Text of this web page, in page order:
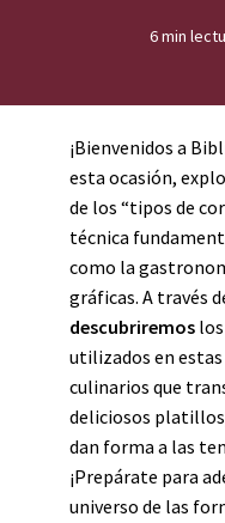
6 min
¡Bienvenidos a
esta ocasión,
de los “tipos de
técnica
como la
gráficas. A través
descubriremos
utilizados en
culinarios que
deliciosos
dan forma a las
¡Prepárate para
universo de las